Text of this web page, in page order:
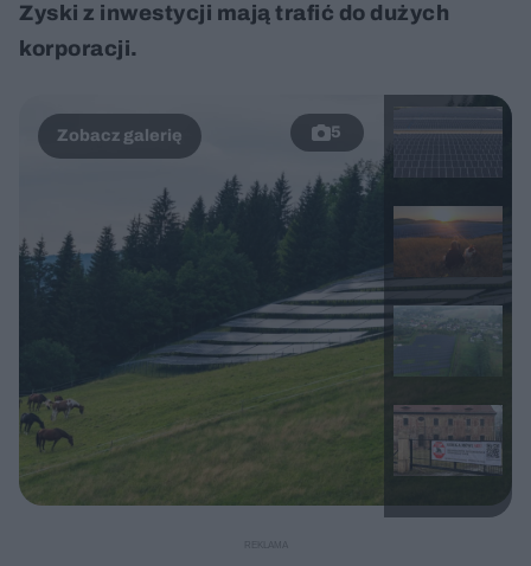
Zyski z inwestycji mają trafić do dużych
korporacji.
5